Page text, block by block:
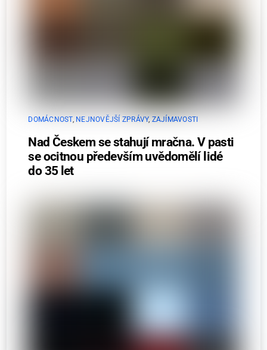
DOMÁCNOST, NEJNOVĚJŠÍ ZPRÁVY, ZAJÍMAVOSTI
Nad Českem se stahují mračna. V pasti
se ocitnou především uvědomělí lidé
do 35 let